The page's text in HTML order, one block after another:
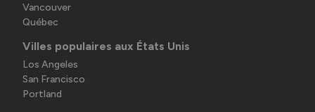
Vancouver
Québec
Villes populaires aux États Unis
Los Angeles
San Francisco
Portland